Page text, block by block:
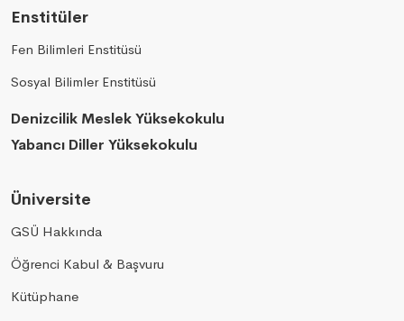
Enstitüler
Fen Bilimleri Enstitüsü
Sosyal Bilimler Enstitüsü
Denizcilik Meslek Yüksekokulu
Yabancı Diller Yüksekokulu
Üniversite
GSÜ Hakkında
Öğrenci Kabul & Başvuru
Kütüphane